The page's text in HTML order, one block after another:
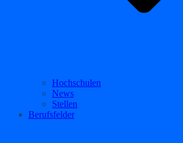
Hochschulen
News
Stellen
Berufsfelder